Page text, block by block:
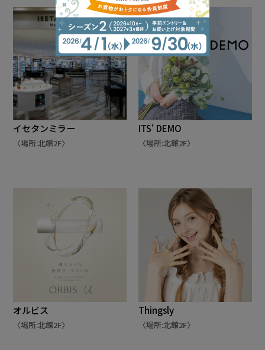
イセタンミラー
〈場所:北館2F〉
ITS' DEMO
〈場所:北館2F〉
オルビス
〈場所:北館2F〉
Thingsly
〈場所:北館2F〉